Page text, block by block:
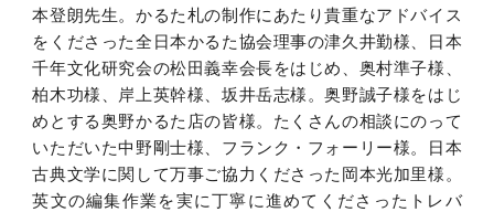
本登朗先生。かるた札の制作にあたり貴重なアドバイス
をくださった全日本かるた協会理事の津久井勤様、日本
千年文化研究会の松田義幸会長をはじめ、奥村準子様、
柏木功様、岸上英幹様、坂井岳志様。奥野誠子様をはじ
めとする奥野かるた店の皆様。たくさんの相談にのって
いただいた中野剛士様、フランク・フォーリー様。日本
古典文学に関して万事ご協力くださった岡本光加里様。
英文の編集作業を実に丁寧に進めてくださったトレバ